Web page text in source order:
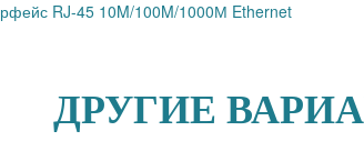
RJ-45 10M/100M/1000М Ethernet
ДРУГИЕ